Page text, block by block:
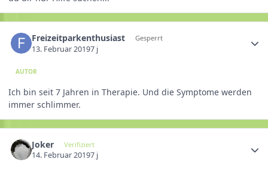
Freizeitparkenthusiast Gesperrt
13. Februar 20197 j
AUTOR
Ich bin seit 7 Jahren in Therapie. Und die Symptome werden
immer schlimmer.
Joker Verifiziert
14. Februar 20197 j